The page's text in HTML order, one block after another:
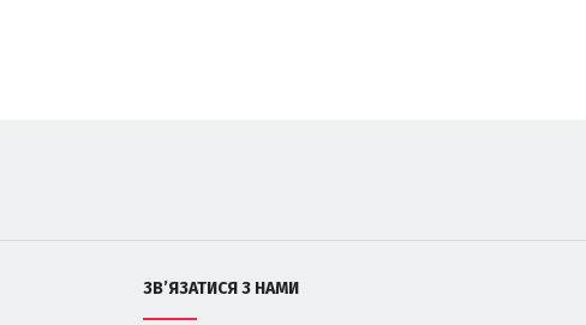
ЗВ’ЯЗАТИСЯ З НАМИ